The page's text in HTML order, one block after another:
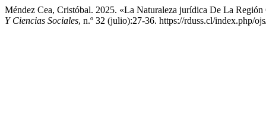
Méndez Cea, Cristóbal. 2025. «La Naturaleza jurídica De La
Y Ciencias Sociales, n.º 32 (julio):27-36. https://rduss.cl/index.php/